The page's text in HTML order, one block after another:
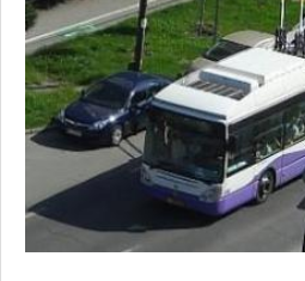
JURNAL DE CAMPANIE
ZÂMBETE AMARE
GRĂDINA TAICII DOMNULUI
ZIARISTU’ DE TERASĂ
CU OIŞTEA-N KIERKEGAARD
ULTRAMARIN VA RECOMANDA
CULTURA
CRONICĂ DE FILM
UNDE MERGEM
FILME DOCUMENTARE
AFACERI
SĂNĂTATE
MAI MULTE
ACCIDENTE
ANUNŢURI
INFO SI UTILE